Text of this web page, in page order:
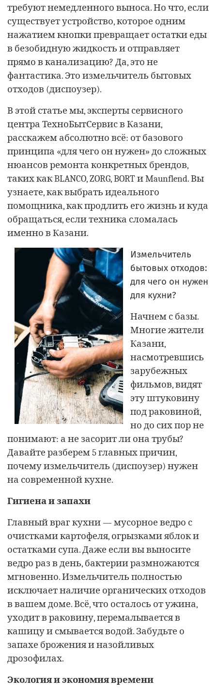
требуют немедленного выноса. Но что, если
существует устройство, которое одним
нажатием кнопки превращает остатки еды
в безобидную жидкость и отправляет
прямо в канализацию? Да, это не
фантастика. Это измельчитель бытовых
отходов (диспоузер).
В этой статье мы, эксперты сервисного
центра ТехноБытСервис в Казани,
расскажем абсолютно всё: от базового
принципа «для чего он нужен» до сложных
нюансов ремонта конкретных брендов,
таких как BLANCO, ZORG, BORT и Maunflend. Вы
узнаете, как выбрать идеального
помощника, как продлить его жизнь и куда
обращаться, если техника сломалась
именно в Казани.
Измельчитель
бытовых отходов:
для чего он нужен
для кухни?
Начнем с базы.
Многие жители
Казани,
насмотревшись
зарубежных
фильмов, видят
эту штуковину
под раковиной,
но до сих пор не
понимают: а не засорит ли она трубы?
Давайте разберем 5 главных причин,
почему измельчитель (диспоузер) нужен
на современной кухне.
Гигиена и запахи
Главный враг кухни — мусорное ведро с
очистками картофеля, огрызками яблок и
остатками супа. Даже если вы выносите
ведро раз в день, бактерии размножаются
мгновенно. Измельчитель полностью
исключает наличие органических отходов
в вашем доме. Всё, что осталось от ужина,
уходит в раковину, перемалывается в
кашицу и смывается водой. Забудьте о
запахе брожения и назойливых
дрозофилах.
Экология и экономия времени